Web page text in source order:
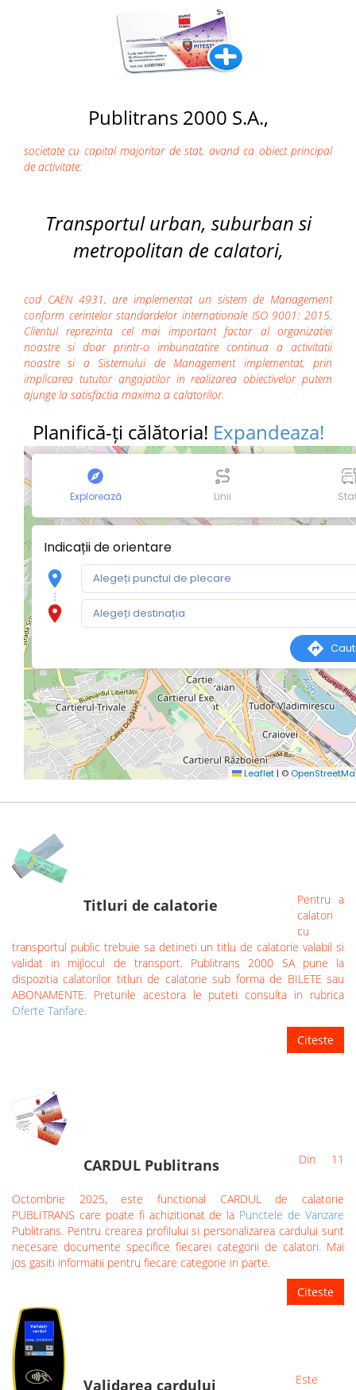
Publitrans 2000 S.A.,
societate cu capital majoritar de stat, avand ca obiect principal
de activitate:
Transportul urban, suburban si
metropolitan de calatori,
cod CAEN 4931, are implementat un sistem de Management
conform cerintelor standardelor internationale ISO 9001: 2015.
Clientul reprezinta cel mai important factor al organizatiei
noastre si doar printr-o imbunatatire continua a activitatii
noastre si a Sistemului de Management implementat, prin
implicarea tututor angajatilor in realizarea obiectivelor putem
ajunge la satisfactia maxima a calatorilor.
Planifică-ți călătoria! Expandeaza!
Titluri de calatorie
Pentru a
calatori
cu
transportul public trebuie sa detineti un titlu de calatorie valabil si
validat in mijlocul de transport. Publitrans 2000 SA pune la
dispozitia calatorilor titluri de calatorie sub forma de BILETE sau
ABONAMENTE. Preturile acestora le puteti consulta in rubrica
Oferte Tarifare.
Citeste
CARDUL Publitrans Din 11
Octombrie 2025, este functional CARDUL de calatorie
PUBLITRANS care poate fi achizitionat de la Punctele de Vanzare
Publitrans. Pentru crearea profilului si personalizarea cardului sunt
necesare documente specifice fiecarei categorii de calatori. Mai
jos gasiti informatii pentru fiecare categorie in parte.
Citeste
Validarea cardului Este